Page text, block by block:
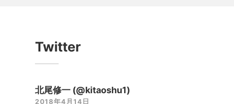
Twitter
北尾修一 (@kitaoshu1)
2018年4月14日